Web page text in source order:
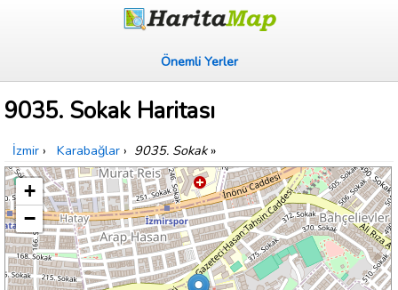
Önemli Yerler
9035. Sokak Haritası
İzmir › Karabağlar › 9035. Sokak»
+
−